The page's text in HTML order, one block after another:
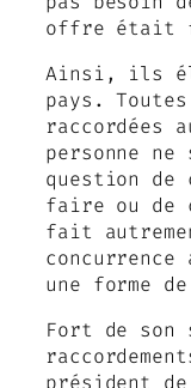
offre était
Ainsi, ils
pays.
raccordées
personne
question
faire ou de
fait
une forme
Fort de son
président